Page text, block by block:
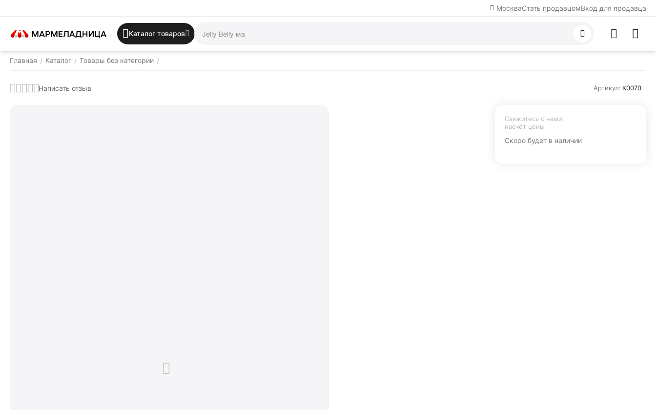
МоскваСтать продавцомВход для продавца
Каталог товаров
Главная / Каталог / Товары без категории /
Написать отзыв Артикул: К0070
Свяжитесь с нами
насчёт цены
Скоро будет в наличии